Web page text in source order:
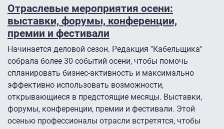
Отраслевые мероприятия осени:
выставки, форумы, конференции,
премии и фестивали
Начинается деловой сезон. Редакция "Кабельщика"
собрала более 30 событий осени, чтобы помочь
спланировать бизнес-активность и максимально
эффективно использовать возможности,
открывающиеся в предстоящие месяцы. Выставки,
форумы, конференции, премии и фестивали. Этой
осенью профессионалы отрасли встретятся, чтобы